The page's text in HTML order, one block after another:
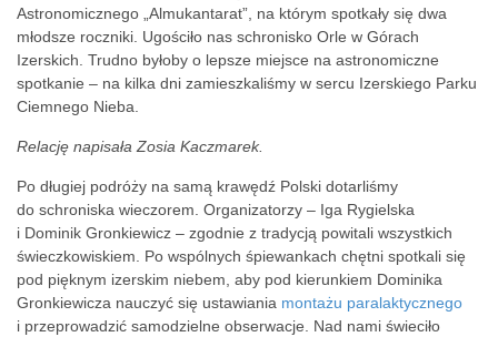
Astronomicznego „Almukantarat”, na którym spotkały się dwa
młodsze roczniki. Ugościło nas schronisko Orle w Górach
Izerskich. Trudno byłoby o lepsze miejsce na astronomiczne
spotkanie – na kilka dni zamieszkaliśmy w sercu Izerskiego Parku
Ciemnego Nieba.
Relację napisała Zosia Kaczmarek.
Po długiej podróży na samą krawędź Polski dotarliśmy
do schroniska wieczorem. Organizatorzy – Iga Rygielska
i Dominik Gronkiewicz – zgodnie z tradycją powitali wszystkich
świeczkowiskiem. Po wspólnych śpiewankach chętni spotkali się
pod pięknym izerskim niebem, aby pod kierunkiem Dominika
Gronkiewicza nauczyć się ustawiania montażu paralaktycznego
i przeprowadzić samodzielne obserwacje. Nad nami świeciło